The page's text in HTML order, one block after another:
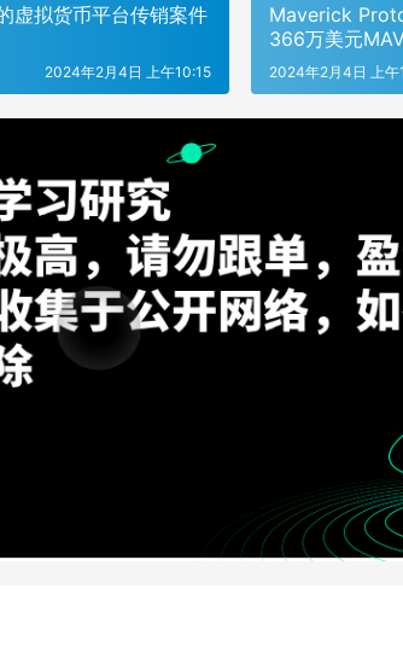
虚拟货币平台传销案件
2024年2月4日 上午10:15
Maverick
366万美元
2024年2月4日 上午